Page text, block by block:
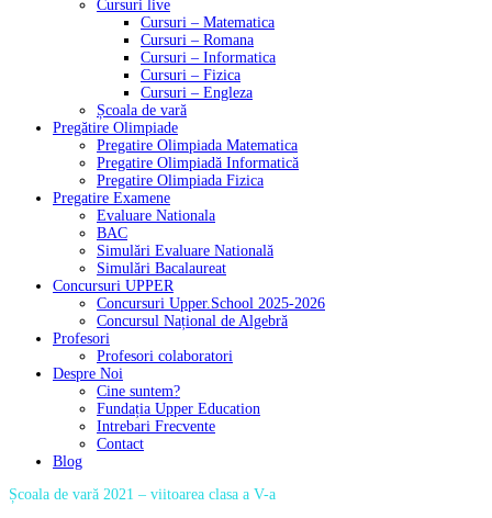
Cursuri live
Cursuri – Matematica
Cursuri – Romana
Cursuri – Informatica
Cursuri – Fizica
Cursuri – Engleza
Școala de vară
Pregătire Olimpiade
Pregatire Olimpiada Matematica
Pregatire Olimpiadă Informatică
Pregatire Olimpiada Fizica
Pregatire Examene
Evaluare Nationala
BAC
Simulări Evaluare Natională
Simulări Bacalaureat
Concursuri UPPER
Concursuri Upper.School 2025-2026
Concursul Național de Algebră
Profesori
Profesori colaboratori
Despre Noi
Cine suntem?
Fundația Upper Education
Intrebari Frecvente
Contact
Blog
Școala de vară 2021 – viitoarea clasa a V-a